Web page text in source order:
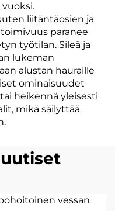
liitäntäosien ja
paranee
työtilan. Sileä ja
lukeman
alustan hauraille
ominaisuudet
heikennä yleisesti
mikä säilyttää